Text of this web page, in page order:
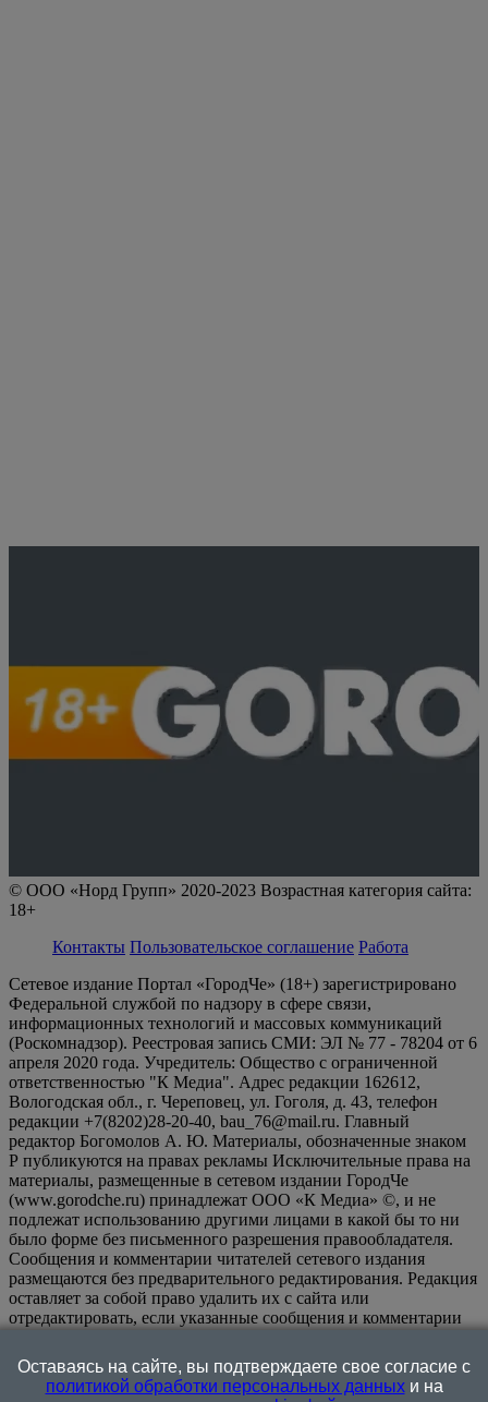
© ООО «Норд Групп» 2020-2023 Возрастная категория сайта:
18+
Контакты Пользовательское соглашение Работа
Сетевое издание Портал «ГородЧе» (18+) зарегистрировано
Федеральной службой по надзору в сфере связи,
информационных технологий и массовых коммуникаций
(Роскомнадзор). Реестровая запись СМИ: ЭЛ № 77 - 78204 от 6
апреля 2020 года. Учредитель: Общество с ограниченной
ответственностью "К Медиа". Адрес редакции 162612,
Вологодская обл., г. Череповец, ул. Гоголя, д. 43, телефон
редакции +7(8202)28-20-40, bau_76@mail.ru. Главный
редактор Богомолов А. Ю. Материалы, обозначенные знаком
Р публикуются на правах рекламы Исключительные права на
материалы, размещенные в сетевом издании ГородЧе
(www.gorodche.ru) принадлежат ООО «К Медиа» ©, и не
подлежат использованию другими лицами в какой бы то ни
было форме без письменного разрешения правообладателя.
Сообщения и комментарии читателей сетевого издания
размещаются без предварительного редактирования. Редакция
оставляет за собой право удалить их с сайта или
отредактировать, если указанные сообщения и комментарии
или нарушением иных требований закона.
информационном ресурсе применяются рекомендательные
технологии (информационные технологии предоставления
Оставаясь на сайте, вы подтверждаете свое согласие с
политикой обработки персональных данныхи на